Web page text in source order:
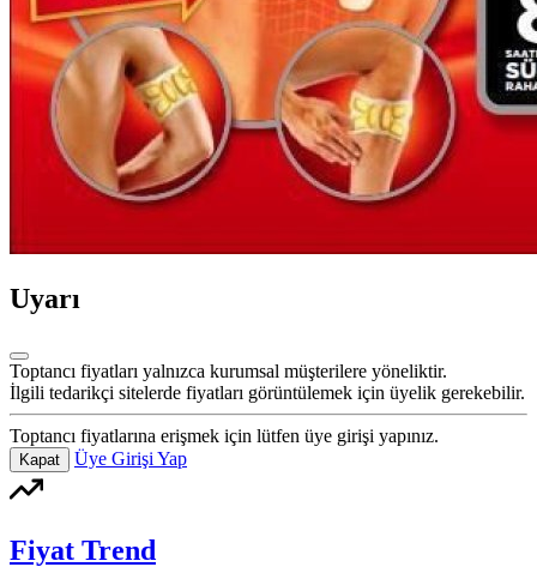
Uyarı
Toptancı fiyatları yalnızca kurumsal müşterilere yöneliktir.
İlgili tedarikçi sitelerde fiyatları görüntülemek için üyelik gerekebilir.
Toptancı fiyatlarına erişmek için lütfen üye girişi yapınız.
Kapat Üye Girişi Yap
Fiyat Trend